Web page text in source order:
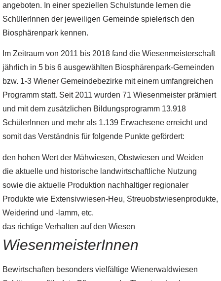
angeboten. In einer speziellen Schulstunde lernen die
SchülerInnen der jeweiligen Gemeinde spielerisch den
Biosphärenpark kennen.
Im Zeitraum von 2011 bis 2018 fand die Wiesenmeisterschaft
jährlich in 5 bis 6 ausgewählten Biosphärenpark-Gemeinden
bzw. 1-3 Wiener Gemeindebezirke mit einem umfangreichen
Programm statt. Seit 2011 wurden 71 Wiesenmeister prämiert
und mit dem zusätzlichen Bildungsprogramm 13.918
SchülerInnen und mehr als 1.139 Erwachsene erreicht und
somit das Verständnis für folgende Punkte gefördert:
den hohen Wert der Mähwiesen, Obstwiesen und Weiden
die aktuelle und historische landwirtschaftliche Nutzung
sowie die aktuelle Produktion nachhaltiger regionaler
Produkte wie Extensivwiesen-Heu, Streuobstwiesenprodukte,
Weiderind und -lamm, etc.
das richtige Verhalten auf den Wiesen
WiesenmeisterInnen
Bewirtschaften besonders vielfältige Wienerwaldwiesen